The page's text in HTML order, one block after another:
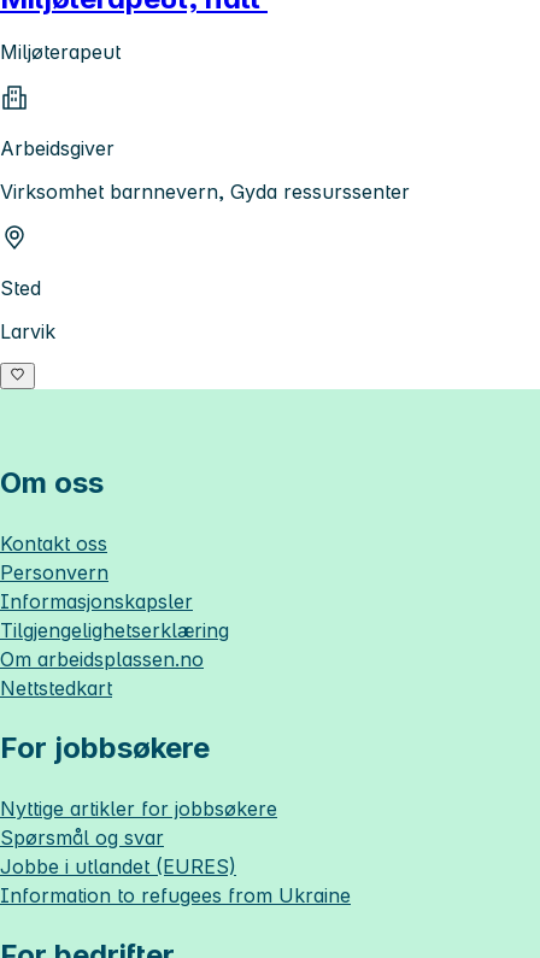
Miljøterapeut
Arbeidsgiver
Virksomhet barnnevern, Gyda ressurssenter
Sted
Larvik
Om oss
Kontakt oss
Personvern
Informasjonskapsler
Tilgjengelighetserklæring
Om arbeidsplassen.no
Nettstedkart
For jobbsøkere
Nyttige artikler for jobbsøkere
Spørsmål og svar
Jobbe i utlandet (EURES)
Information to refugees from Ukraine